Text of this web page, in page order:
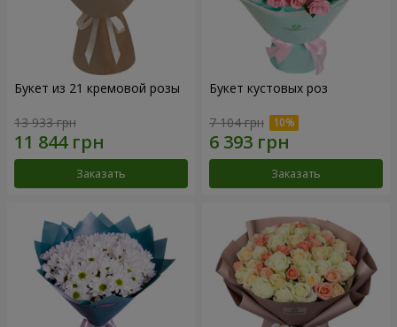
Букет из 21 кремовой розы
13 933 грн
Заказать
Букет кустовых роз
7 104 грн
Заказать